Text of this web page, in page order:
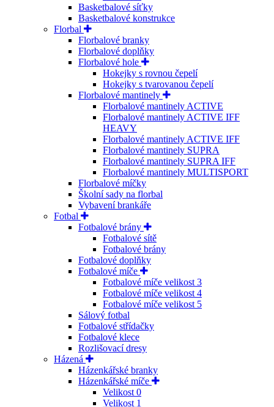
Basketbalové síťky
Basketbalové konstrukce
Florbal
Florbalové branky
Florbalové doplňky
Florbalové hole
Hokejky s rovnou čepelí
Hokejky s tvarovanou čepelí
Florbalové mantinely
Florbalové mantinely ACTIVE
Florbalové mantinely ACTIVE IFF
HEAVY
Florbalové mantinely ACTIVE IFF
Florbalové mantinely SUPRA
Florbalové mantinely SUPRA IFF
Florbalové mantinely MULTISPORT
Florbalové míčky
Školní sady na florbal
Vybavení brankáře
Fotbal
Fotbalové brány
Fotbalové sítě
Fotbalové brány
Fotbalové doplňky
Fotbalové míče
Fotbalové míče velikost 3
Fotbalové míče velikost 4
Fotbalové míče velikost 5
Sálový fotbal
Fotbalové střídačky
Fotbalové klece
Rozlišovací dresy
Házená
Házenkářské branky
Házenkářské míče
Velikost 0
Velikost 1